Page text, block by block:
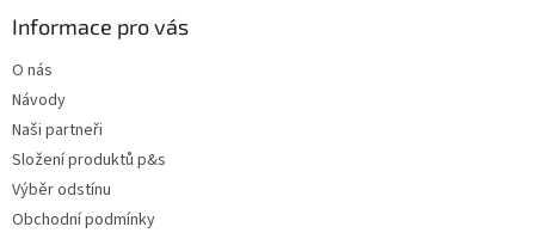
Informace pro vás
O nás
Návody
Naši partneři
Složení produktů p&s
Výběr odstínu
Obchodní podmínky